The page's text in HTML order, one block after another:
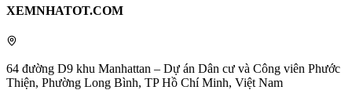
XEMNHATOT.COM
64 đường D9 khu Manhattan – Dự án Dân cư và Công viên Phước
Thiện, Phường Long Bình, TP Hồ Chí Minh, Việt Nam